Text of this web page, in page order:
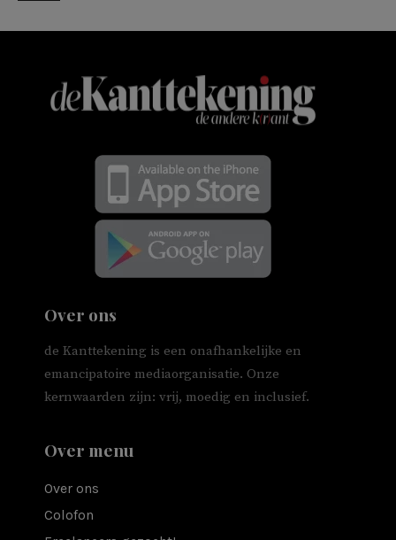
Over ons
de Kanttekening is een onafhankelijke en
emancipatoire mediaorganisatie. Onze
kernwaarden zijn: vrij, moedig en inclusief.
Over menu
Over ons
Colofon